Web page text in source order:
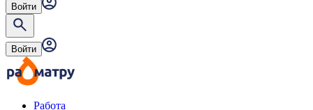
Войти
Войти
Работа